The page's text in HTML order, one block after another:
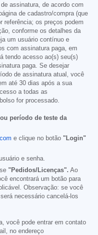
assinatura, de acordo com
de cadastro/compra (que
referência; os preços podem
conforme os detalhes da
um usuário contínuo e
com assinatura paga, em
tendo acesso ao(s) seu(s)
paga. Se desejar
de assinatura atual, você
até 30 dias após a sua
a todas as
for processado.
período de teste da
e clique no botão "Login"
e senha.
"Pedidos/Licenças". Ao
encontrará um botão para
Observação: se você
necessário cancelá-los
você pode entrar em contato
no endereço